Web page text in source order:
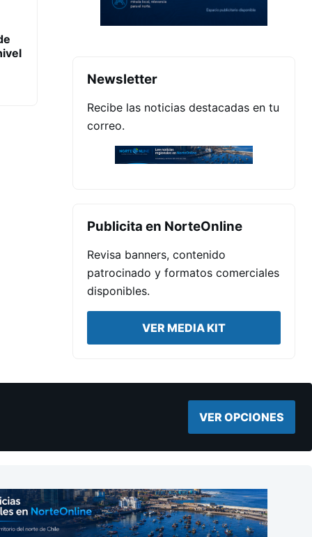
Newsletter
Recibe las noticias destacadas en tu
correo.
Publicita en NorteOnline
Revisa banners, contenido
patrocinado y formatos comerciales
disponibles.
VER MEDIA KIT
VER OPCIONES